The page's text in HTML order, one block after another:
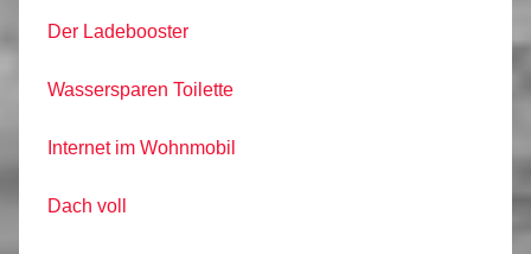
Der Ladebooster
Wassersparen Toilette
Internet im Wohnmobil
Dach voll